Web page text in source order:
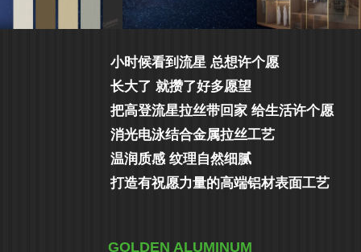
小时候看到流星 总想许个愿
长大了 就攒了好多愿望
把高登流星拉丝带回家 给生活许个愿
消光电泳结合金属拉丝工艺
温润质感 纹理自然细腻
打造有祝愿力量的高端铝材表面工艺
GOLDEN ALUMINUM